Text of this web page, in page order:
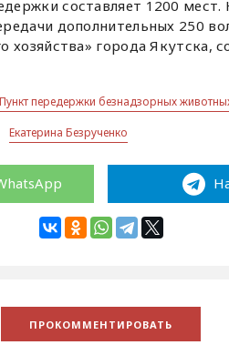
составляет 1200
дополнительных 250
хозяйства» города Якутска,
Пункт передержки безнадзорных
Екатерина Безрученко